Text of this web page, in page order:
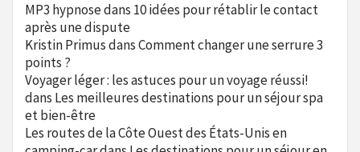
MP3 hypnosedans 10 idées pour rétablir le contact
après une dispute
Kristin PrimusdansComment changer une serrure 3
points ?
Voyager léger : les astuces pour un voyage réussi!
dans Les meilleures destinations pour un séjour spa
et bien-être
Les routes de la Côte Ouest des États-Unis en